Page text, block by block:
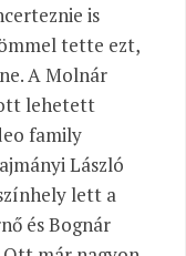
is
tette ezt,
A Molnár
lehetett
family
László
lett a
és Bognár